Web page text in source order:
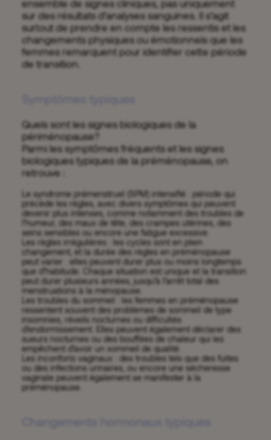
ensemble de signes cliniques, pas uniquement
sur des résultats d’analyses sanguines. Il s’agit
surtout de prendre en compte les ressentis et les
changements physiques ou émotionnels que les
femmes remarquent pour identifier cette période
de transition.
Quels sont les signes biologiques de la
périménopause?
Parmi les symptômes fréquents et les signes
biologiques typiques de la préménopause, on
retrouve :
Le syndrome prémenstruel (SPM) intensifié : période qui
précède les règles, avec divers symptômes qui peuvent
devenir plus intenses, comme notamment des troubles de
l’humeur, des maux de tête, des crampes utérines, des
seins sensibles ou encore une fatigue excessive.
Les règles irrégulières : les cycles sont en plein
changement, et la durée des règles en préménopause
peut varier : elles peuvent durer plus ou moins longtemps
que d’habitude. Chaque situation est unique et la transition
peut durer plusieurs années, jusqu’à l’arrêt total des
menstruations à la ménopause.
Les troubles du sommeil : les femmes en préménopause
ressentent souvent des problèmes de sommeil de type
insomnies, réveils nocturnes ou difficultés
d’endormissement. Elles peuvent également déclarer des
sueurs nocturnes ou des bouffées de chaleur qui les
empêchent d’avoir un sommeil de qualité.
Les inconforts vaginaux : des troubles tels que des fuites
ou des infections urinaires, ou encore une sécheresse
vaginale peuvent également se manifester à la
préménopause.